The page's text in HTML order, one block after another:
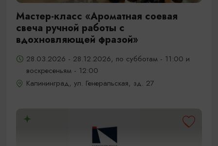
Мастер-класс «Ароматная соевая
свеча ручной работы с
вдохновляющей фразой»
28.03.2026 - 28.12.2026, по субботам - 11:00 и
воскресеньям - 12:00
Калининград, ул. Генеральская, зд. 27